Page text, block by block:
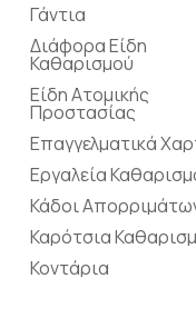
Γάντια
Διάφορα Είδη
Καθαρισμού
Είδη Ατομικής
Προστασίας
Επαγγελματικά
Εργαλεία
Κάδοι
Καρότσια
Κοντάρια